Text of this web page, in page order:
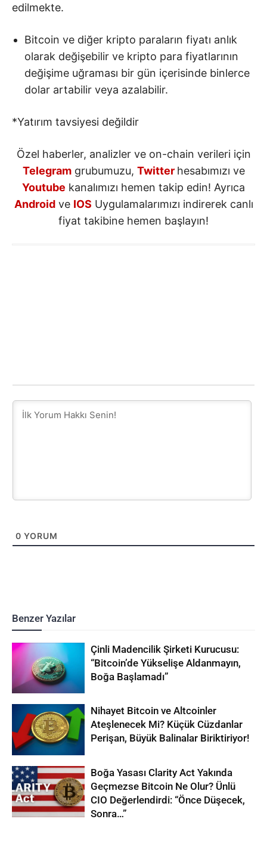
edilmekte.
Bitcoin ve diğer kripto paraların fiyatı anlık
olarak değişebilir ve kripto para fiyatlarının
değişime uğraması bir gün içerisinde binlerce
dolar artabilir veya azalabilir.
*Yatırım tavsiyesi değildir
Özel haberler, analizler ve on-chain verileri için
Telegramgrubumuzu, Twitter hesabımızı ve
Youtube kanalımızı hemen takip edin! Ayrıca
Androidve IOS Uygulamalarımızı indirerek canlı
fiyat takibine hemen başlayın!
0 YORUM
Benzer Yazılar
Çinli Madencilik Şirketi Kurucusu:
“Bitcoin’de Yükselişe Aldanmayın,
Boğa Başlamadı”
Nihayet Bitcoin ve Altcoinler
Ateşlenecek Mi? Küçük Cüzdanlar
Perişan, Büyük Balinalar Biriktiriyor!
Boğa Yasası Clarity Act Yakında
Geçmezse Bitcoin Ne Olur? Ünlü
CIO Değerlendirdi: “Önce Düşecek,
Sonra…”